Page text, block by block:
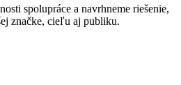
spolupráce a navrhneme riešenie,
značke, cieľu aj publiku.